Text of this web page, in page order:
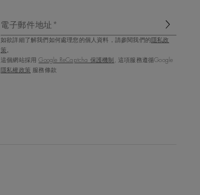
電子郵件地址*
如欲詳細了解我們如何處理您的個人資料，請參閱我們的 隱私政
策 。
這個網站採用Google ReCaptcha 保護機制 , 這項服務遵循Google
隱私權政策 服務條款